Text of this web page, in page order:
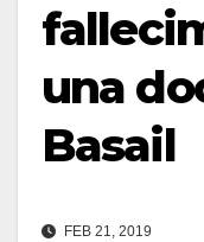
una
Basail
FEB 21, 2019